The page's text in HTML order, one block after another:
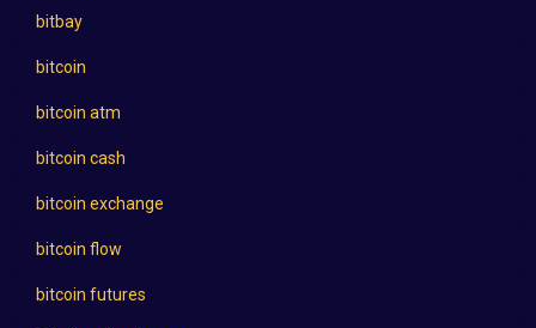
bitbay
bitcoin
bitcoin atm
bitcoin cash
bitcoin exchange
bitcoin flow
bitcoin futures